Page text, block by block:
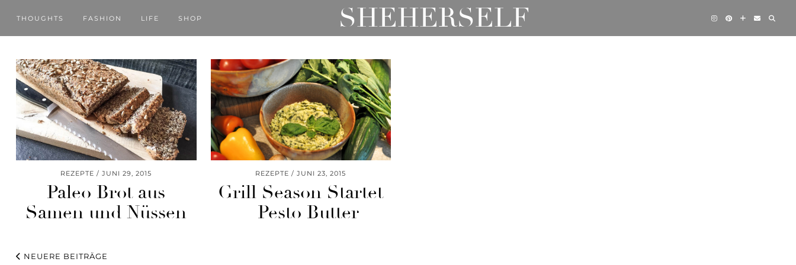
THOUGHTS FASHION LIFE SHOP SHEHERSELF
REZEPTE JUNI 29, 2015
Paleo Brot aus
Samen und Nüssen
REZEPTE JUNI 23, 2015
Grill Season Startet
– Pesto Butter
NEUERE BEITRÄGE